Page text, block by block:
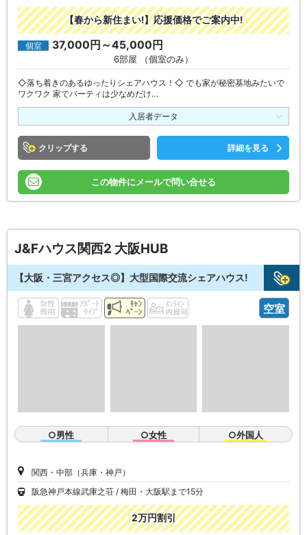
【春から新住まい!】応援価格でご案内中!
個室 37,000円～45,000円
6部屋 （個室のみ）
◇落ち着きのあるゆったりシェアハウス！◇ でも家が秘密基地みたいで
ワクワク 家でパーティは少なめだけ…
入居者データ
クリップ 詳細を見る
この物件にメールで問い合せる
J&Fハウス関西2 大阪HUB
【大阪・三宮アクセス◎】大型国際交流シェアハウス!
空室
○男性 ○女性 ○外国人
関西・中部（兵庫・神戸）
阪急神戸本線武庫之荘
梅田・大阪駅まで15分
2万円割引